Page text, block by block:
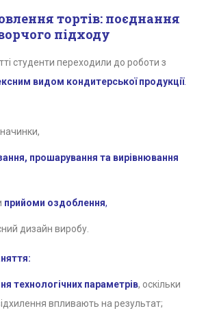
тортів: поєднання
підходу
студенти переходили до роботи з
видом кондитерської продукції.
прошарування та вирівнювання
прийоми оздоблення,
дизайн виробу.
технологічних параметрів, оскільки
впливають на результат;